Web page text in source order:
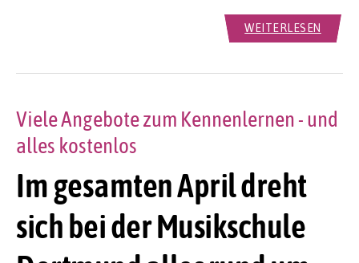
WEITERLESEN
Im gesamten April dreht
sich bei der Musikschule
Viele Angebote zum Kennenlernen - und
alles kostenlos